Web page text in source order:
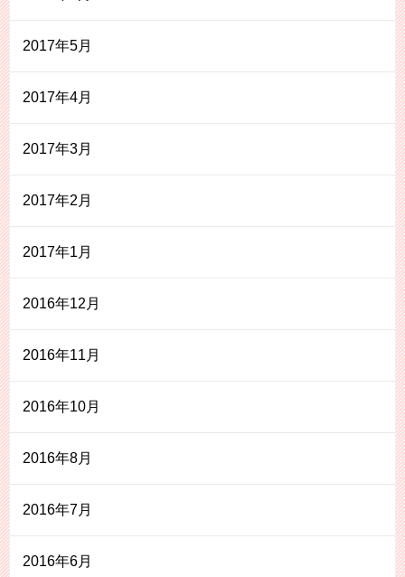
2017年5月
2017年4月
2017年3月
2017年2月
2017年1月
2016年12月
2016年11月
2016年10月
2016年8月
2016年7月
2016年6月